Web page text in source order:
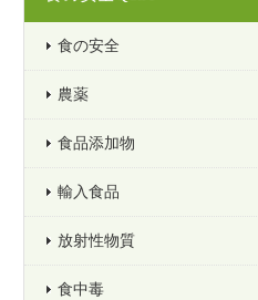
食の安全
農薬
食品添加物
輸入食品
放射性物質
食中毒